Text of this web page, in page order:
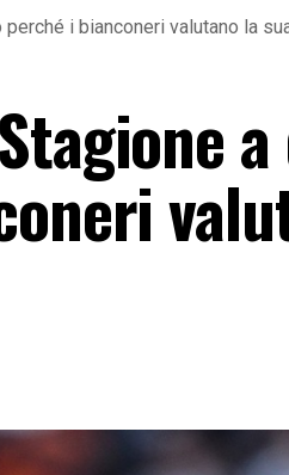
i bianconeri valutano la